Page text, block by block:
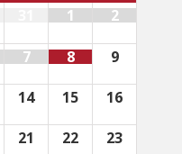
1 2
7 8 9
14 15 16
21 22 23